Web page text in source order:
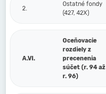
2.
Ostatné fondy
(427, 42X)
A.VI.
Oceňovacie
rozdiely z
precenenia
súčet (r. 94 až
r. 96)